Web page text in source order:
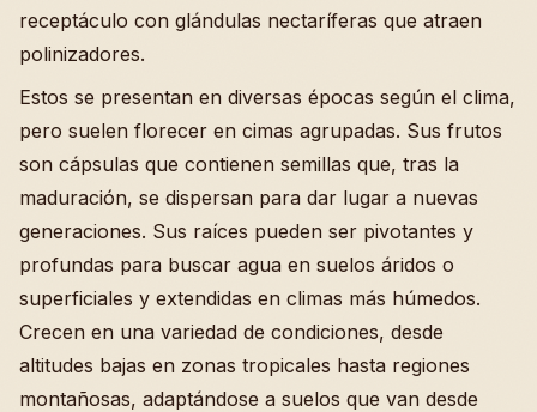
receptáculo con glándulas nectaríferas que atraen
polinizadores.
Estos se presentan en diversas épocas según el clima,
pero suelen florecer en cimas agrupadas. Sus frutos
son cápsulas que contienen semillas que, tras la
maduración, se dispersan para dar lugar a nuevas
generaciones. Sus raíces pueden ser pivotantes y
profundas para buscar agua en suelos áridos o
superficiales y extendidas en climas más húmedos.
Crecen en una variedad de condiciones, desde
altitudes bajas en zonas tropicales hasta regiones
montañosas, adaptándose a suelos que van desde